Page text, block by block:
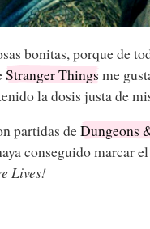
bonitas, porque de
Stranger Things me
la dosis justa de
partidas deDungeons
conseguido marcar el
Lives!